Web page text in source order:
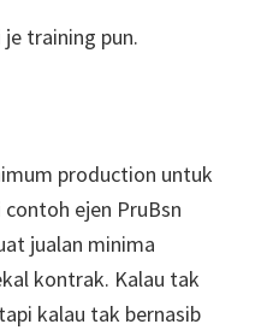
training pun.
production untuk
ejen PruBsn
jualan minima
kontrak. Kalau tak
kalau tak bernasib